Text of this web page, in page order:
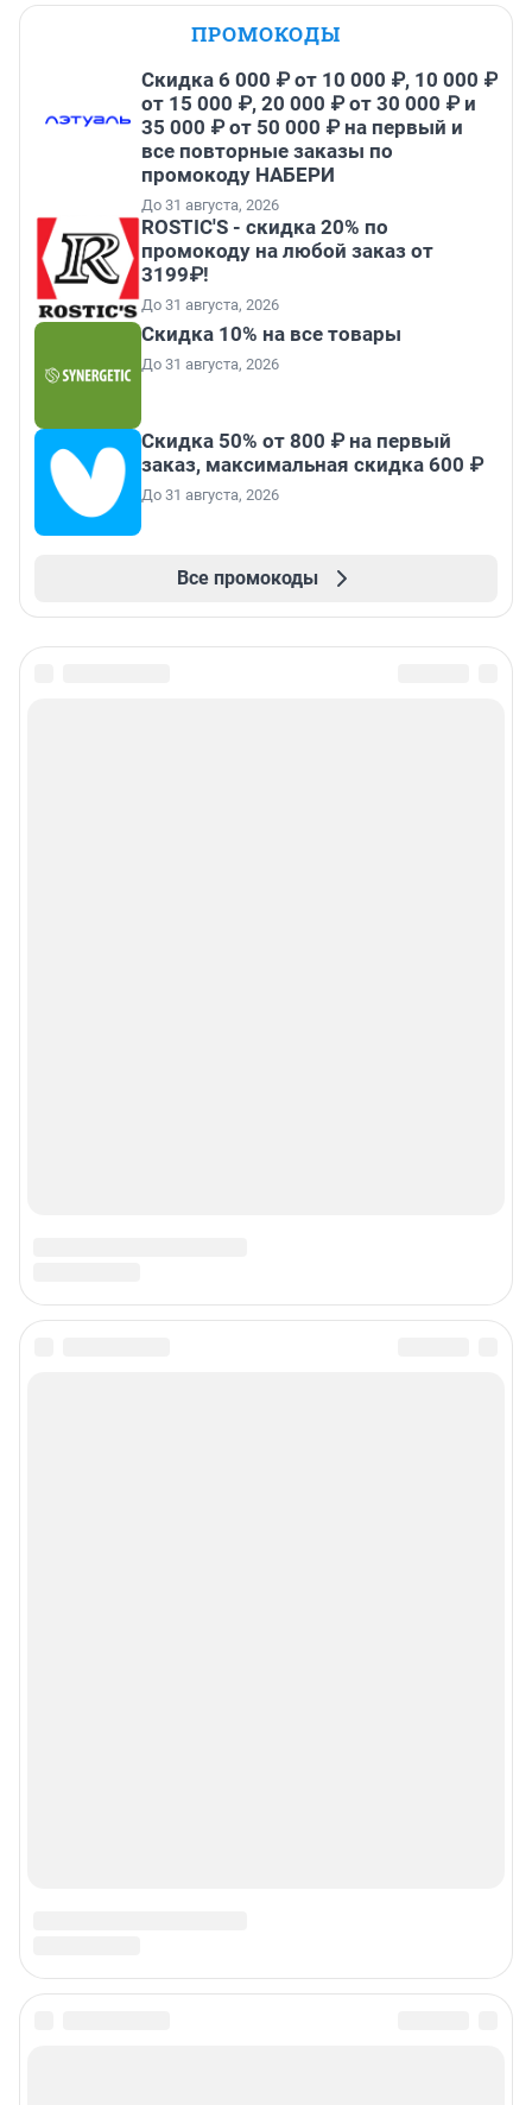
ПРОМОКОДЫ
Скидка 6 000 ₽ от 10 000 ₽, 10 000 ₽
от 15 000 ₽, 20 000 ₽ от 30 000 ₽ и
35 000 ₽ от 50 000 ₽ на первый и
все повторные заказы по
промокоду НАБЕРИ
До 31 августа, 2026
ROSTIC'S - скидка 20% по
промокоду на любой заказ от
3199₽!
До 31 августа, 2026
Скидка 10% на все товары
До 31 августа, 2026
Скидка 50% от 800 ₽ на первый
заказ, максимальная скидка 600 ₽
До 31 августа, 2026
Все промокоды